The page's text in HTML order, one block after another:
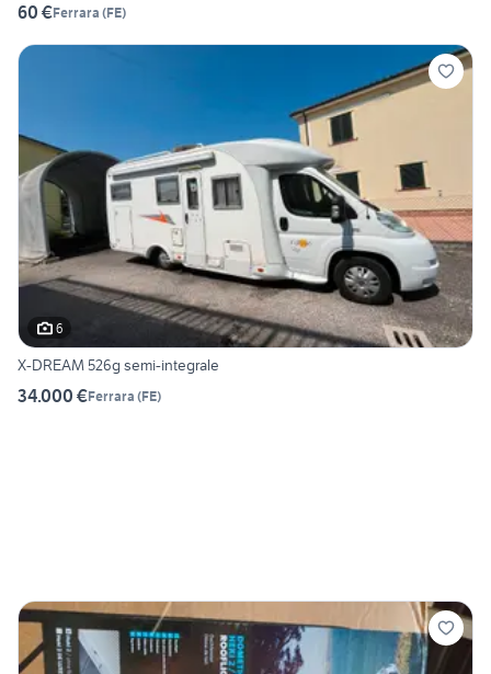
60 €Ferrara (FE)
6
X-DREAM 526g semi-integrale
34.000 €Ferrara (FE)